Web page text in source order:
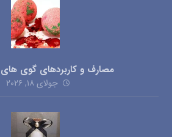
مصارف و کاربردهای گوی
جولای ۱۸, ۲۰۲۶